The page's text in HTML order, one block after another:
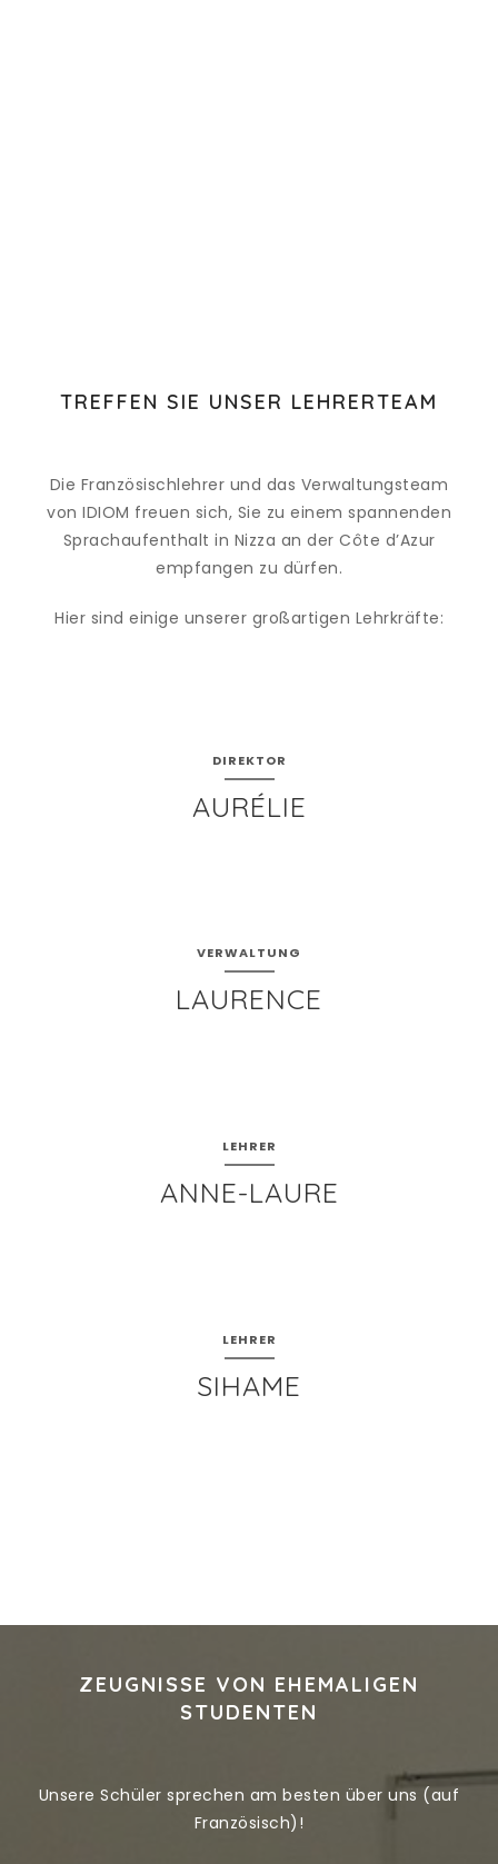
TREFFEN SIE UNSER LEHRERTEAM
Die Französischlehrer und das Verwaltungsteam
von IDIOM freuen sich, Sie zu einem spannenden
Sprachaufenthalt in Nizza an der Côte d’Azur
empfangen zu dürfen.
Hier sind einige unserer großartigen Lehrkräfte:
DIREKTOR
AURÉLIE
VERWALTUNG
LAURENCE
LEHRER
ANNE-LAURE
LEHRER
SIHAME
ZEUGNISSE VON EHEMALIGEN
STUDENTEN
Unsere Schüler sprechen am besten über uns (auf
Französisch)!